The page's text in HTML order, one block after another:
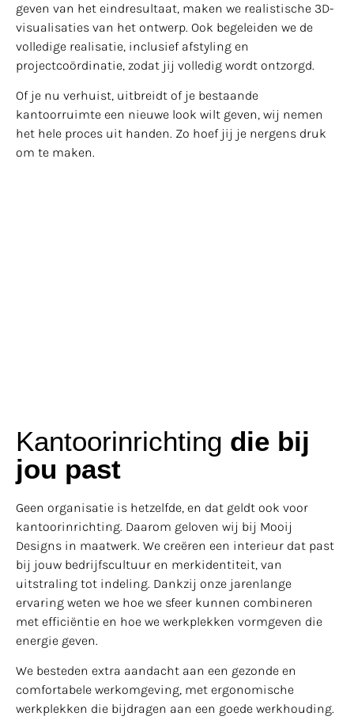
geven van het eindresultaat, maken we realistische 3D-
visualisaties van het ontwerp. Ook begeleiden we de
volledige realisatie, inclusief afstyling en
projectcoördinatie, zodat jij volledig wordt ontzorgd.
Of je nu verhuist, uitbreidt of je bestaande
kantoorruimte een nieuwe look wilt geven, wij nemen
het hele proces uit handen. Zo hoef jij je nergens druk
om te maken.
Kantoorinrichting die bij
jou past
Geen organisatie is hetzelfde, en dat geldt ook voor
kantoorinrichting. Daarom geloven wij bij Mooij
Designs in maatwerk. We creëren een interieur dat past
bij jouw bedrijfscultuur en merkidentiteit, van
uitstraling tot indeling. Dankzij onze jarenlange
ervaring weten we hoe we sfeer kunnen combineren
met efficiëntie en hoe we werkplekken vormgeven die
energie geven.
We besteden extra aandacht aan een gezonde en
comfortabele werkomgeving, met ergonomische
werkplekken die bijdragen aan een goede werkhouding.